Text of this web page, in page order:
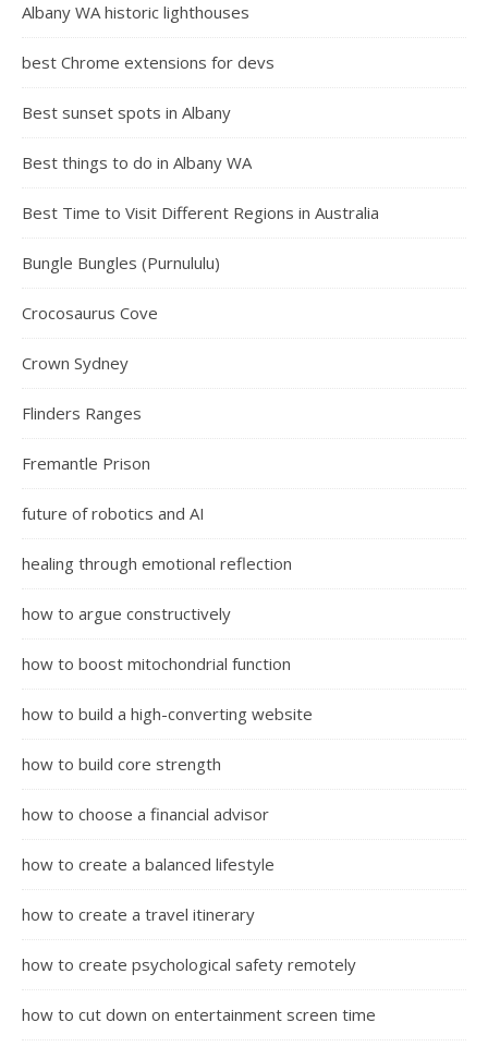
Albany WA historic lighthouses
best Chrome extensions for devs
Best sunset spots in Albany
Best things to do in Albany WA
Best Time to Visit Different Regions in Australia
Bungle Bungles (Purnululu)
Crocosaurus Cove
Crown Sydney
Flinders Ranges
Fremantle Prison
future of robotics and AI
healing through emotional reflection
how to argue constructively
how to boost mitochondrial function
how to build a high-converting website
how to build core strength
how to choose a financial advisor
how to create a balanced lifestyle
how to create a travel itinerary
how to create psychological safety remotely
how to cut down on entertainment screen time